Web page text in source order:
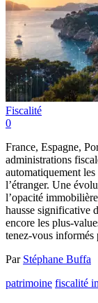
Fiscalité
0
France, Espagne,
administrations
automatiquement
l’étranger. Une
l’opacité
hausse significative
encore les plus-
tenez-vous informés
Par Stéphane Buffa
patrimoine fiscalité